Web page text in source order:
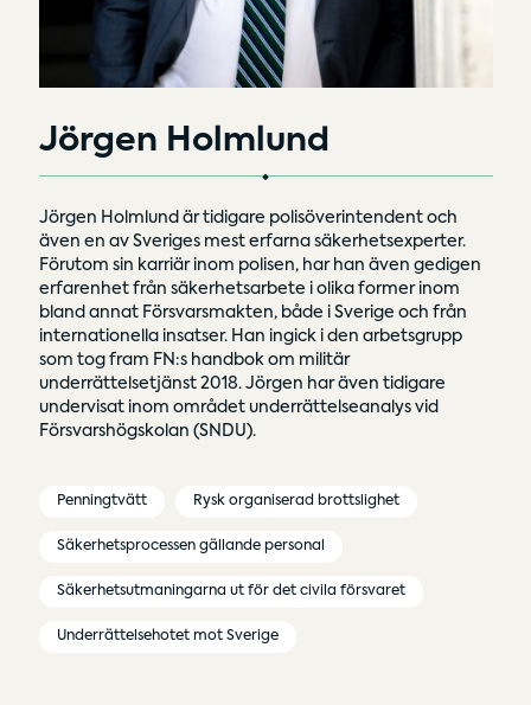
Jörgen Holmlund
Jörgen Holmlund är tidigare polisöverintendent och
även en av Sveriges mest erfarna säkerhetsexperter.
Förutom sin karriär inom polisen, har han även gedigen
erfarenhet från säkerhetsarbete i olika former inom
bland annat Försvarsmakten, både i Sverige och från
internationella insatser. Han ingick i den arbetsgrupp
som tog fram FN:s handbok om militär
underrättelsetjänst 2018. Jörgen har även tidigare
undervisat inom området underrättelseanalys vid
Försvarshögskolan (SNDU).
Penningtvätt Rysk organiserad brottslighet
Säkerhetsprocessen gällande personal
Säkerhetsutmaningarna ut för det civila försvaret
Underrättelsehotet mot Sverige